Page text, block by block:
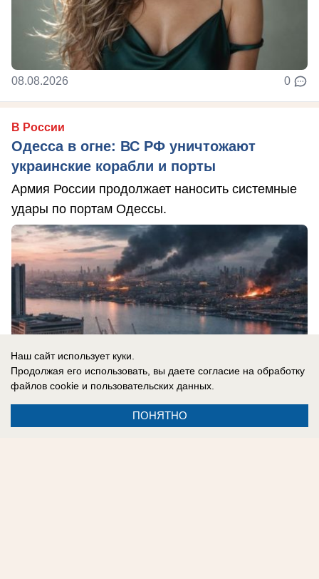
08.08.2026 0
В России
Одесса в огне: ВС РФ уничтожают
украинские корабли и порты
Армия России продолжает наносить системные
удары по портам Одессы.
Наш сайт использует куки.
Продолжая его использовать, вы даете согласие на обработку
файлов cookie и пользовательских данных.
ПОНЯТНО